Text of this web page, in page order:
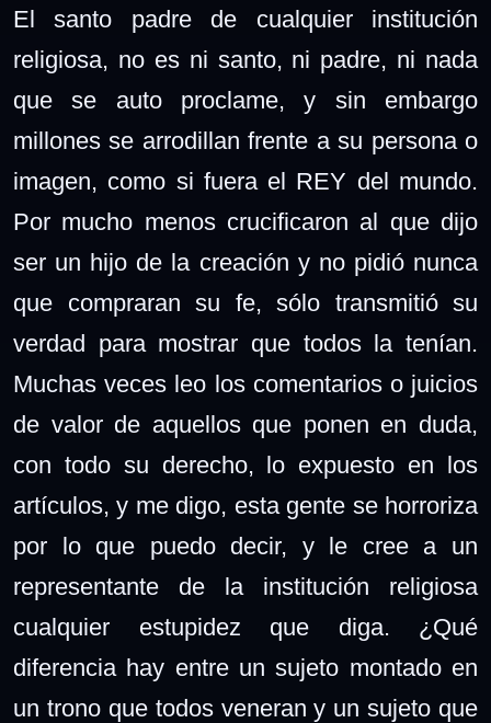
El santo padre de cualquier institución
religiosa, no es ni santo, ni padre, ni nada
que se auto proclame, y sin embargo
millones se arrodillan frente a su persona o
imagen, como si fuera el REY del mundo.
Por mucho menos crucificaron al que dijo
ser un hijo de la creación y no pidió nunca
que compraran su fe, sólo transmitió su
verdad para mostrar que todos la tenían.
Muchas veces leo los comentarios o juicios
de valor de aquellos que ponen en duda,
con todo su derecho, lo expuesto en los
artículos, y me digo, esta gente se horroriza
por lo que puedo decir, y le cree a un
representante de la institución religiosa
cualquier estupidez que diga. ¿Qué
diferencia hay entre un sujeto montado en
un trono que todos veneran y un sujeto que